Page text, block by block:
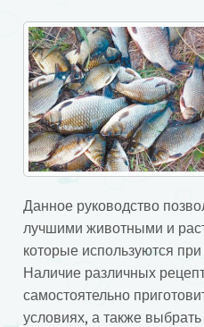
Данное руководство
лучшими животными и
которые используются
Наличие различных
самостоятельно
условиях, а также